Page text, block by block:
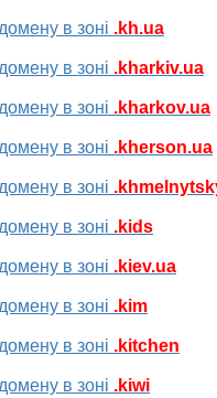
в зоні .kh.ua
в зоні .kharkiv.ua
в зоні .kharkov.ua
в зоні .kherson.ua
в зоні
в зоні .kids
в зоні .kiev.ua
в зоні .kim
в зоні .kitchen
в зоні .kiwi